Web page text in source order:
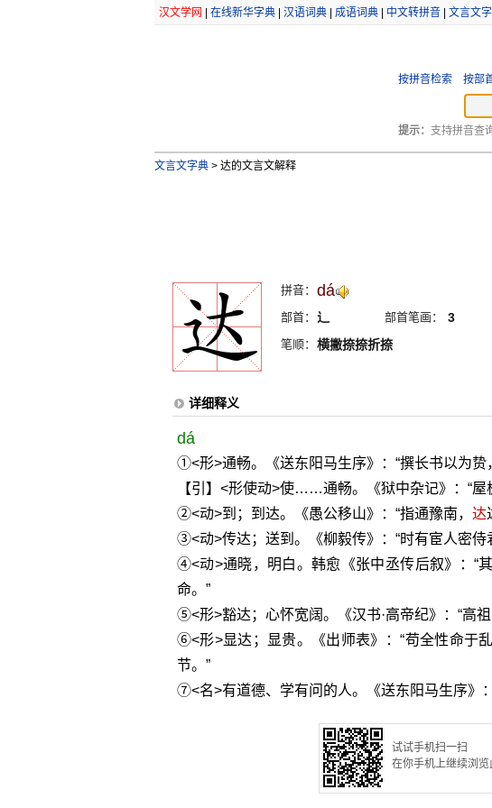
汉文学网 在线新华字典| 汉语词典| 成语词典| 中文转拼音| 文言文
按拼音检索 按部
提示： 支持拼音查
文言文字典 >达的文言文解释
拼音： dá
部首： 辶 部首笔画： 3
笔顺： 横撇捺捺折捺
详细释义
dá
①<形>通畅。《送东阳马生序》：“撰长书以为贽
【引】<形使动>使……通畅。《狱中杂记》：“屋
②<动>到；到达。《愚公移山》：“指通豫南， 达
③<动>传达；送到。《柳毅传》：“时有宦人密侍
④<动>通晓，明白。韩愈《张中丞传后叙》：“
命。”
⑤<形>豁达；心怀宽阔。《汉书·高帝纪》：“高
⑥<形>显达；显贵。《出师表》：“苟全性命于
节。”
⑦<名>有道德、学有问的人。《送东阳马生序》
试试手机扫一扫
在你手机上继续浏览